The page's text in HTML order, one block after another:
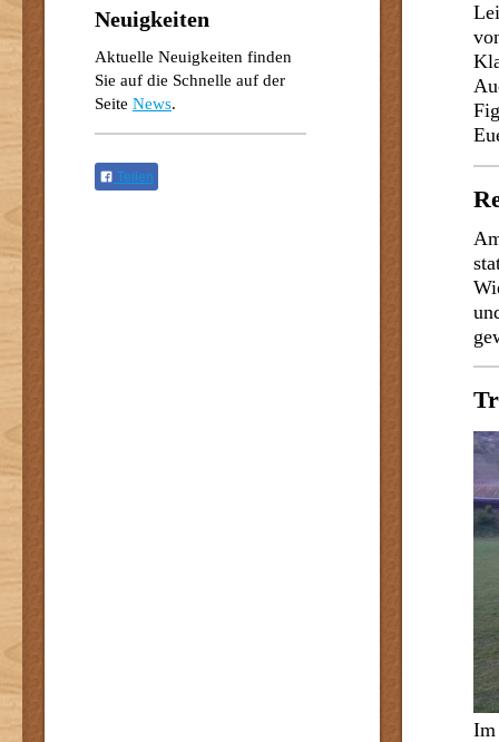
Im
Neuigkeiten
Aktuelle Neuigkeiten finden
Sie auf die Schnelle auf der
Seite News.
Teilen